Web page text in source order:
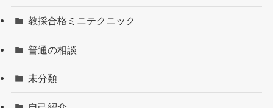
教採合格ミニテクニック
普通の相談
未分類